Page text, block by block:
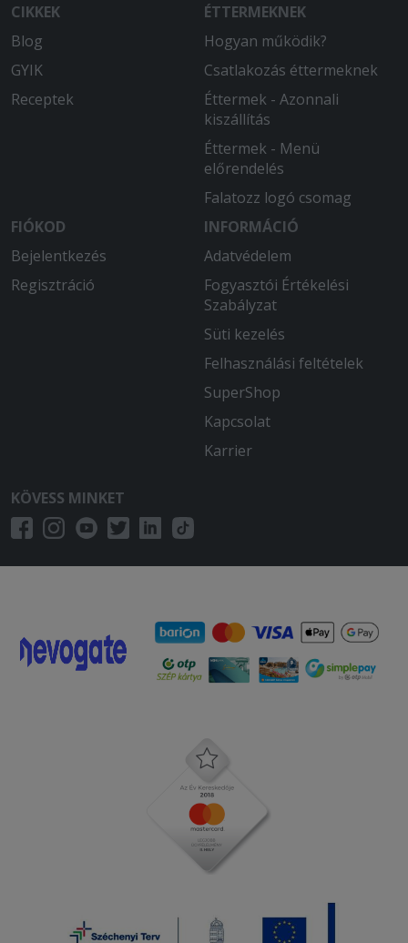
Szeretem a pizzajujukat izletes bőséges
es eddig ők a leggyorsabb és
korrektebb pizzéria számomra.A
futàrok a legjobbak köszönöm hogy
innen rendelhetek és vannak
Ez a pizzéria a legjobb mind minőségben
árban és szállítási időben köszönjük
nagyon finom volt
Szuper gyors és kedves hozzá állás!
2025-12-11 - Barbara:
Mindennel teljesen elégedett voltam
ilyen gyors kiszállításban még sosem
Nagyon finom a pizzájuk, mindig tőlük
rendelek. Kiszállítás is rendben van.
2025-11-15 - Judit:
Finom volt,mint mindig!!
Legjobb pizza a városban!
CIKKEK
Blog
GYIK
Receptek
ÉTTERMEKNEK
Hogyan működik?
Csatlakozás éttermeknek
Éttermek - Azonnali
kiszállítás
Éttermek - Menü
előrendelés
Falatozz logó csomag
FIÓKOD
Bejelentkezés
Regisztráció
INFORMÁCIÓ
Adatvédelem
Fogyasztói Értékelési
Szabályzat
Süti kezelés
Felhasználási feltételek
SuperShop
Kapcsolat
Karrier
KÖVESS MINKET